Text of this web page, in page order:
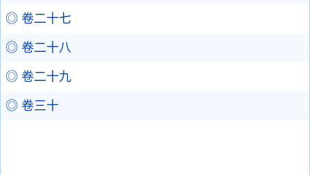
◎ 卷二十七
◎ 卷二十八
◎ 卷二十九
◎ 卷三十